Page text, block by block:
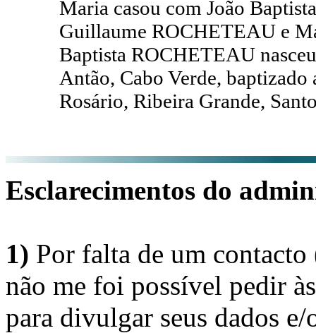
Maria casou com João
Guillaume ROCHETEAU e
Baptista ROCHETEAU
Antão, Cabo Verde, baptizado
Rosário, Ribeira Grande,
Esclarecimentos do
1) Por falta de um
não me foi possível pedir
para divulgar seus dados